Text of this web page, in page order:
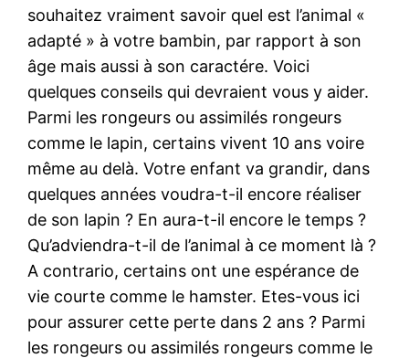
souhaitez vraiment savoir quel est l’animal «
adapté » à votre bambin, par rapport à son
âge mais aussi à son caractére. Voici
quelques conseils qui devraient vous y aider.
Parmi les rongeurs ou assimilés rongeurs
comme le lapin, certains vivent 10 ans voire
même au delà. Votre enfant va grandir, dans
quelques années voudra-t-il encore réaliser
de son lapin ? En aura-t-il encore le temps ?
Qu’adviendra-t-il de l’animal à ce moment là ?
A contrario, certains ont une espérance de
vie courte comme le hamster. Etes-vous ici
pour assurer cette perte dans 2 ans ? Parmi
les rongeurs ou assimilés rongeurs comme le